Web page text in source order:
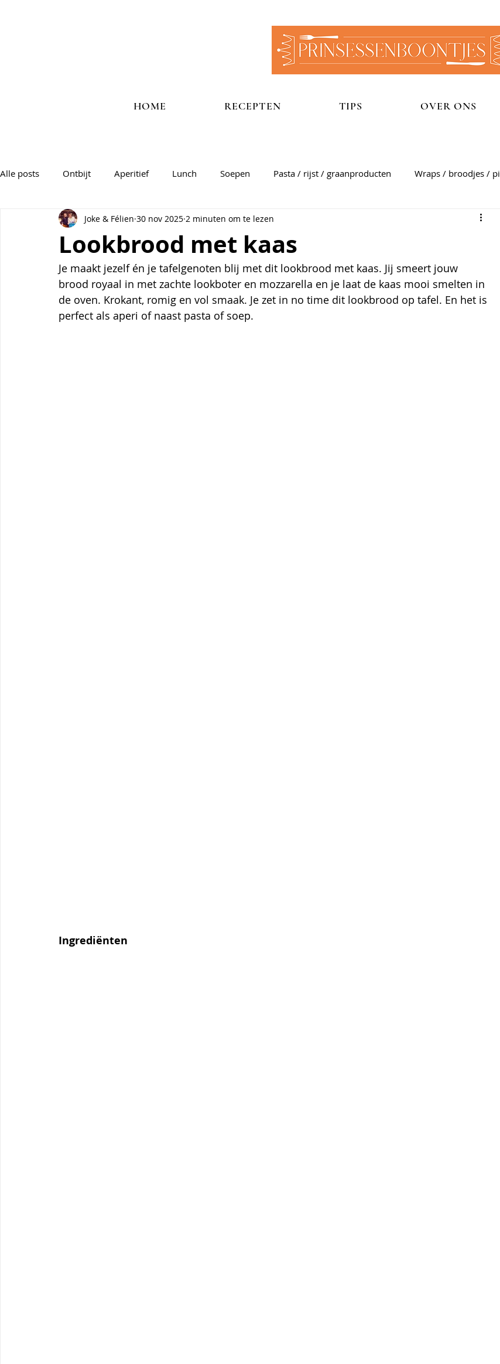
HOME RECEPTEN TIPS OVER ONS
Alle posts Ontbijt Aperitief Lunch Soepen Pasta / rijst / graanproducten Wraps / broodjes /
Vis Veggie Salades & groentegerechten Sauzen
Themagerechten Tips Thermomix Aardbei
Lookbrood met kaas
Joke & Félien 30 nov 2025 2 minuten om te lezen
Je maakt jezelf én je tafelgenoten blij met dit lookbrood met kaas. Jij smeert jouw
brood royaal in met zachte lookboter en mozzarella en je laat de kaas mooi smelten in
de oven. Krokant, romig en vol smaak. Je zet in no time dit lookbrood op tafel. En het is
perfect als aperi of naast pasta of soep.
Ingrediënten